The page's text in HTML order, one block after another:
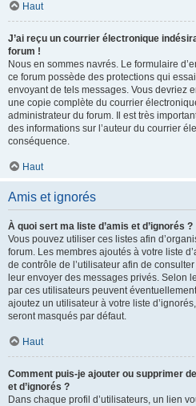
Haut
J’ai reçu un courrier électronique
forum !
Nous en sommes navrés. Le formulaire
ce forum possède des protections qui
envoyant de tels messages. Vous devriez
une copie complète du courrier
administrateur du forum. Il est très
des informations sur l’auteur du courrier
conséquence.
Haut
Amis et ignorés
À quoi sert ma liste d’amis et d’ignorés ?
Vous pouvez utiliser ces listes afin
forum. Les membres ajoutés à votre liste
de contrôle de l’utilisateur afin de
leur envoyer des messages privés. Selon
par ces utilisateurs peuvent
ajoutez un utilisateur à votre liste
seront masqués par défaut.
Haut
Comment puis-je ajouter ou supprimer
et d’ignorés ?
Dans chaque profil d’utilisateurs, un lien